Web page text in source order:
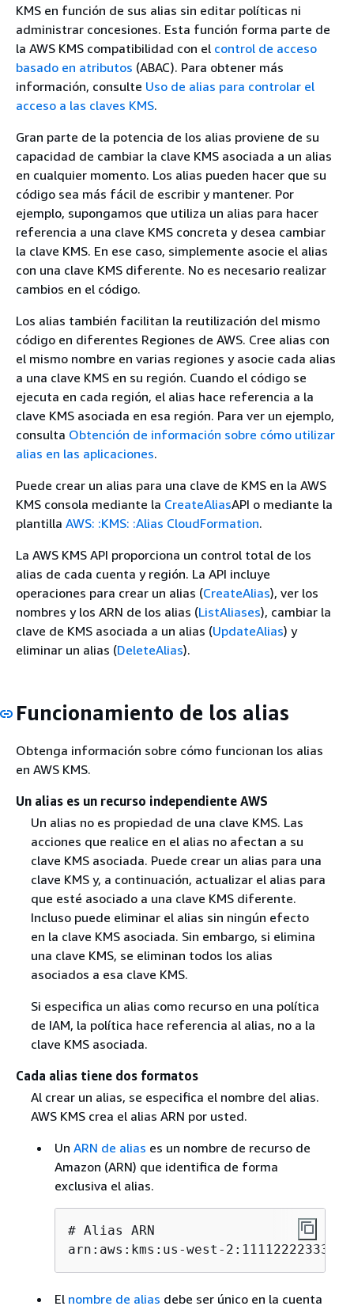
KMS en función de sus alias sin editar políticas ni
administrar concesiones. Esta función forma parte de
la AWS KMS compatibilidad con el control de acceso
basado en atributos (ABAC). Para obtener más
información, consulte Uso de alias para controlar el
acceso a las claves KMS.
Gran parte de la potencia de los alias proviene de su
capacidad de cambiar la clave KMS asociada a un alias
en cualquier momento. Los alias pueden hacer que su
código sea más fácil de escribir y mantener. Por
ejemplo, supongamos que utiliza un alias para hacer
referencia a una clave KMS concreta y desea cambiar
la clave KMS. En ese caso, simplemente asocie el alias
con una clave KMS diferente. No es necesario realizar
cambios en el código.
Los alias también facilitan la reutilización del mismo
código en diferentes Regiones de AWS. Cree alias con
el mismo nombre en varias regiones y asocie cada alias
a una clave KMS en su región. Cuando el código se
ejecuta en cada región, el alias hace referencia a la
clave KMS asociada en esa región. Para ver un ejemplo,
consulta Obtención de información sobre cómo utilizar
alias en las aplicaciones.
Puede crear un alias para una clave de KMS en la AWS
KMS consola mediante la CreateAliasAPI o mediante la
plantilla AWS: :KMS: :Alias CloudFormation.
La AWS KMS API proporciona un control total de los
alias de cada cuenta y región. La API incluye
operaciones para crear un alias (CreateAlias), ver los
nombres y los ARN de los alias (ListAliases), cambiar la
clave de KMS asociada a un alias (UpdateAlias) y
eliminar un alias (DeleteAlias).
Funcionamiento de los alias
Obtenga información sobre cómo funcionan los alias
en AWS KMS.
Un alias es un recurso independiente AWS
Un alias no es propiedad de una clave KMS. Las
acciones que realice en el alias no afectan a su
clave KMS asociada. Puede crear un alias para una
clave KMS y, a continuación, actualizar el alias para
que esté asociado a una clave KMS diferente.
Incluso puede eliminar el alias sin ningún efecto
en la clave KMS asociada. Sin embargo, si elimina
una clave KMS, se eliminan todos los alias
asociados a esa clave KMS.
Si especifica un alias como recurso en una política
de IAM, la política hace referencia al alias, no a la
clave KMS asociada.
Cada alias tiene dos formatos
Al crear un alias, se especifica el nombre del alias.
AWS KMS crea el alias ARN por usted.
Un ARN de alias es un nombre de recurso de
Amazon (ARN) que identifica de forma
exclusiva el alias.
# Alias ARN
arn:aws:kms:us-west-
El nombre de alias debe ser único en la cuenta